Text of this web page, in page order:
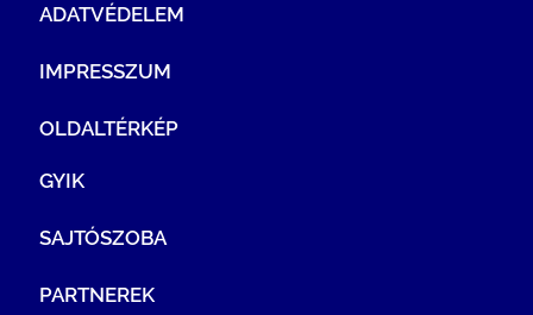
ADATVÉDELEM
IMPRESSZUM
OLDALTÉRKÉP
GYIK
SAJTÓSZOBA
PARTNEREK